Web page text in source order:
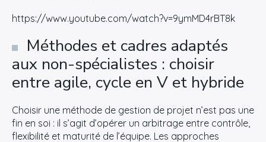
https://www.youtube.com/watch?v=9ymMD4rBT8k
Méthodes et cadres adaptés
aux non-spécialistes : choisir
entre agile, cycle en V et hybride
Choisir une méthode de gestion de projet n’est pas une
fin en soi : il s’agit d’opérer un arbitrage entre contrôle,
flexibilité et maturité de l’équipe. Les approches